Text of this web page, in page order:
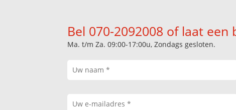
Bel 070-2092008 of laat
Ma. t/m Za. 09:00-17:00u, Zondags gesloten.